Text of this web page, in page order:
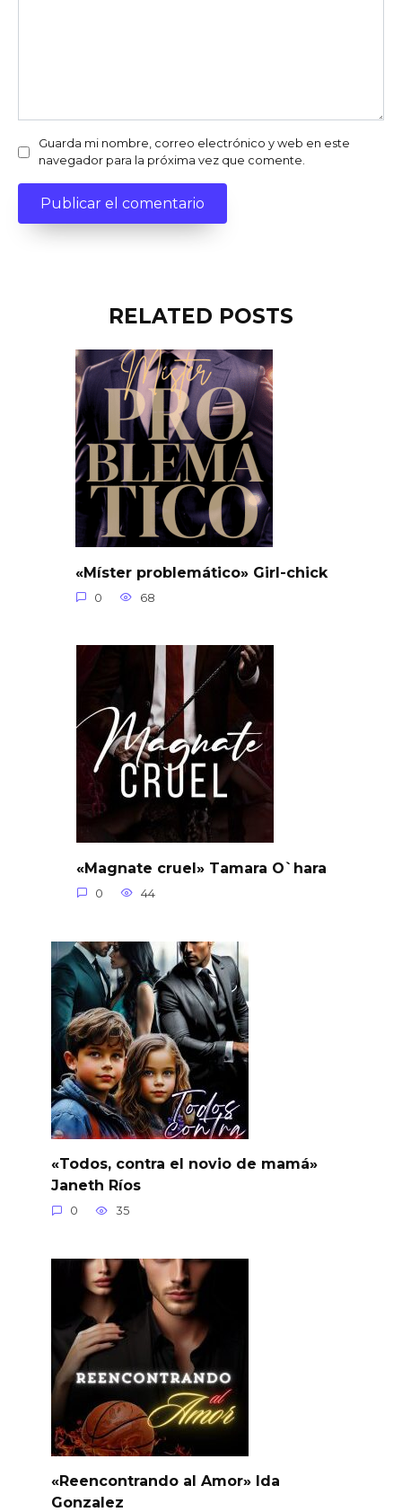
Guarda mi nombre, correo electrónico y web en este
navegador para la próxima vez que comente.
RELATED POSTS
«Míster problemático» Girl-chick
0 68
«Magnate cruel» Tamara O`hara
0 44
«Todos, contra el novio de mamá»
Janeth Ríos
0 35
«Reencontrando al Amor» Ida
Gonzalez